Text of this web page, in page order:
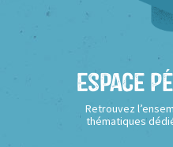
Espace
Retrouvez
thématiques